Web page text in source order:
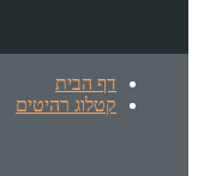
דף הבית
קטלוג רהיטים